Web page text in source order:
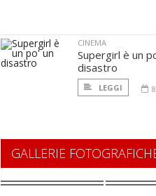
CINEMA
Supergirl è un
disastro
LEGGI
GALLERIE